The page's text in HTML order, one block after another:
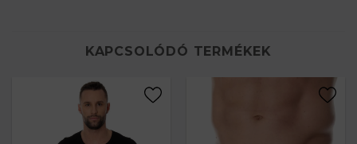
KAPCSOLÓDÓ TERMÉKEK